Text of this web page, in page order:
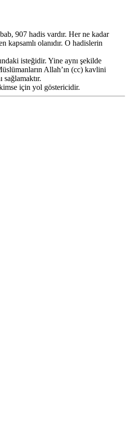
907 hadis vardır. Her ne kadar
kapsamlı olanıdır. O hadislerin
isteğidir. Yine aynı şekilde
Allah’ın (cc) kavlini
için yol göstericidir.